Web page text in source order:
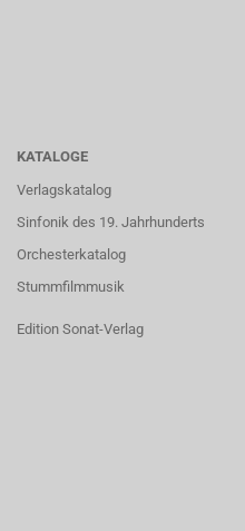
KATALOGE
Verlagskatalog
Sinfonik des 19. Jahrhunderts
Orchesterkatalog
Stummfilmmusik
Edition Sonat-Verlag